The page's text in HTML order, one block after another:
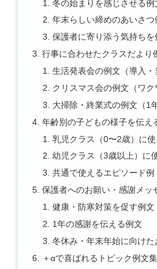
冬の始まりを感じさせる例
年末らしい締めのあいさつ
保護者に寄り添う気持ちを
行事に合わせたクラスだより
生活発表会の例文（導入・
クリスマス会の例文（ワク
大掃除・終業式の例文（1
年齢別の子どもの様子を伝え
乳児クラス（0〜2歳）に
幼児クラス（3歳以上）に
共通で使えるエピソード例
保護者へのお願い・感謝メッ
健康・防寒対策を促す例文
1年の感謝を伝える例文
冬休み・年末年始に向けた
＋αで喜ばれるトピック例文集